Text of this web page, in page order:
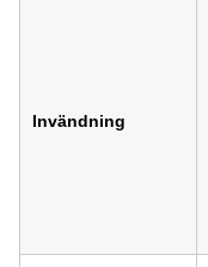
Invändning